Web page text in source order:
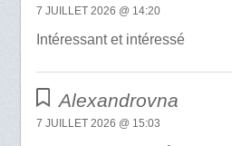
7 JUILLET 2026 @ 14:20
Intéressant et intéressé
Alexandrovna
7 JUILLET 2026 @ 15:03